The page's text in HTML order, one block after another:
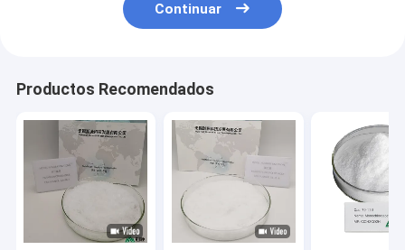
Continuar
Productos Recomendados